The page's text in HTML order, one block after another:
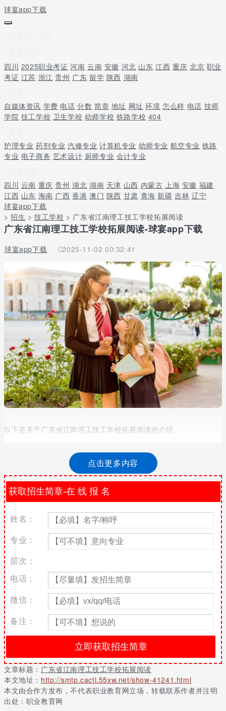
球宴app下载
四川 2025职业考证 河南 云南 安徽 河北 山东 江西 重庆 北京 职业
考证 江苏 浙江 贵州 广东 留学 陕西 湖南
自媒体资讯 学费 电话 分数 简章 地址 网址 环境 怎么样 电话 技师
学院 技工学校 卫生学校 幼师学校 铁路学校 404
护理专业 药剂专业 汽修专业 计算机专业 幼师专业 航空专业 铁路
专业 电子商务 艺术设计 厨师专业 会计专业
四川 云南 重庆 贵州 湖北 湖南 天津 山西 内蒙古 上海 安徽 福建
江西 山东 海南 广西 香港 澳门 陕西 甘肃 青海 新疆 吉林 辽宁
球宴app下载
>招生 >技工学校 > 广东省江南理工技工学校拓展阅读
广东省江南理工技工学校拓展阅读-球宴app下载
球宴app下载 2025-11-02 00:32:41
以下是关于广东省江南理工技工学校拓展阅读的介绍
前，你是不清楚学校是不是合适你的，唯有你自身去掌握学校，你
才会清晰，学校是不是合适你，接下去老师为大伙儿详细介绍学校
的一些状况，学生们能够了解一下，依据自身对学校的要求，分辨
是不是你想找的学校。
广东省江南理工技工学校介绍
广东省江南理工技工学校是广东省重中之重技工院校。是广东
省中华礼仪示范性文化教育学校、广东省十佳先进单位。学校坚持
不懈立德树人、管理方法教书育人、服务育人、自然环境教书育
人，教学设施优异、校园内优美环境、师资队伍出色、管理方法提
升、教学水平出色，是一所学员钟爱、父母令人满意、公司五星好
评、社会发展称赞的好校园内。
广东省江南理工技工学校技术专业设定
学校以汽车修理、建筑装饰设计、整体形象设计、电梯轿厢技
术性、时装设计、学前教育为经常举行知名品牌技术专业，产生了
智能制造与商业会计一体两翼的重点学科管理体系，为社会发展运
输了很多好用技能型人才中高端人才。推行校企双制、工学一体的
办校方式，校企共创高手 个人工作室、实训高达20个;推进校企协
作，提升技术专业联合会基本建设，根据冠名赞助班、订单信息塑
造、毕业实习等方法，促进“产、教、学、研、销”统一，打开毕业
生就业淘宝直通车。
广东省江南理工技工学校拓展阅读
点击更多内容
姓名：
专业：
层次：
电话：
微信：
备注：
文章标题： 广东省江南理工技工学校拓展阅读
本文地址： http://smtp.cacti.55xw.net/show-41241.html
本文由合作方发布，不代表职业教育网立场，转载联系作者并注明
出处：职业教育网